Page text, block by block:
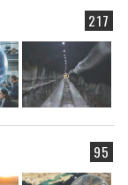
217
95